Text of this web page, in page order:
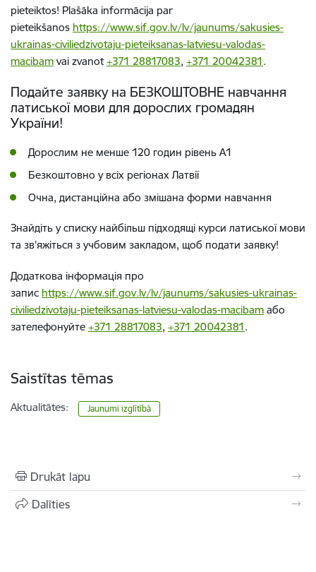
pieteiktos! Plašāka informācija par
pieteikšanos https://www.sif.gov.lv/lv/jaunums/sakusies-
ukrainas-civiliedzivotaju-pieteiksanas-latviesu-valodas-
macibam vai zvanot+371 28817083, +371 20042381.
Подайте заявку на БЕЗКОШТОВНЕ навчання
латиської мови для дорослих громадян
України!
Дорослим не менше 120 годин рівень A1
Безкоштовно у всіх регіонах Латвії
Очна, дистанційна або змішана форми навчання
Знайдіть у списку найбільш підходящi курси латиської мови
та зв’яжіться з учбовим закладом, щоб подати заявку!
Додаткова інформація про
запис https://www.sif.gov.lv/lv/jaunums/sakusies-ukrainas-
civiliedzivotaju-pieteiksanas-latviesu-valodas-macibam або
зателефонуйте +371 28817083, +371 20042381.
Saistītas tēmas
Aktualitātes: Jaunumi izglītībā
Drukāt lapu
Dalīties